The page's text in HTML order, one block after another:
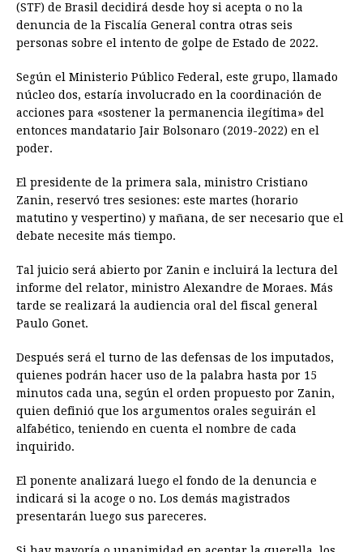
(STF) de Brasil decidirá desde hoy si acepta o no la
denuncia de la Fiscalía General contra otras seis
personas sobre el intento de golpe de Estado de 2022.
Según el Ministerio Público Federal, este grupo, llamado
núcleo dos, estaría involucrado en la coordinación de
acciones para «sostener la permanencia ilegítima» del
entonces mandatario Jair Bolsonaro (2019-2022) en el
poder.
El presidente de la primera sala, ministro Cristiano
Zanin, reservó tres sesiones: este martes (horario
matutino y vespertino) y mañana, de ser necesario que el
debate necesite más tiempo.
Tal juicio será abierto por Zanin e incluirá la lectura del
informe del relator, ministro Alexandre de Moraes. Más
tarde se realizará la audiencia oral del fiscal general
Paulo Gonet.
Después será el turno de las defensas de los imputados,
quienes podrán hacer uso de la palabra hasta por 15
minutos cada una, según el orden propuesto por Zanin,
quien definió que los argumentos orales seguirán el
alfabético, teniendo en cuenta el nombre de cada
inquirido.
El ponente analizará luego el fondo de la denuncia e
indicará si la acoge o no. Los demás magistrados
presentarán luego sus pareceres.